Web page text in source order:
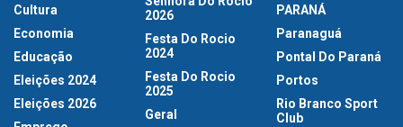
Cultura
Economia
Educação
Eleições 2024
Eleições 2026
2026
Festa Do Rocio
2024
Festa Do Rocio
2025
Geral
PARANÁ
Paranaguá
Pontal Do Paraná
Portos
Rio Branco Sport
Club